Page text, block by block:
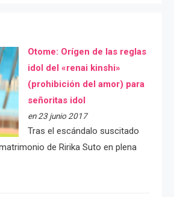
Otome: Orígen de las reglas
idol del «renai kinshi»
(prohibición del amor) para
señoritas idol
en 23 junio 2017
Tras el escándalo suscitado
de Ririka Suto en plena